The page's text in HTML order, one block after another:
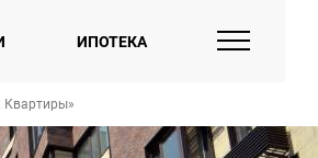
ИПОТЕКА
Квартиры»